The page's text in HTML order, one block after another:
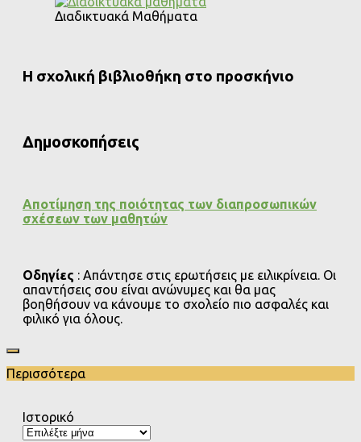
Διαδικτυακά Μαθήματα
Η σχολική βιβλιοθήκη στο προσκήνιο
Δημοσκοπήσεις
Αποτίμηση της ποιότητας των διαπροσωπικών
σχέσεων των μαθητών
Οδηγίες : Απάντησε στις ερωτήσεις με ειλικρίνεια. Οι
απαντήσεις σου είναι ανώνυμες και θα μας
βοηθήσουν να κάνουμε το σχολείο πιο ασφαλές και
φιλικό για όλους.
Περισσότερα
Ιστορικό